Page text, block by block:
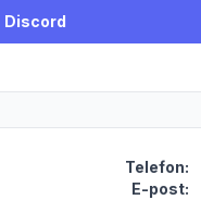
Discord
Telefon:
E-post: